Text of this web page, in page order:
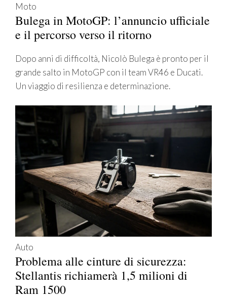
Moto
Bulega in MotoGP: l’annuncio ufficiale
e il percorso verso il ritorno
Dopo anni di difficoltà, Nicolò Bulega è pronto per il
grande salto in MotoGP con il team VR46 e Ducati.
Un viaggio di resilienza e determinazione.
Auto
Problema alle cinture di sicurezza:
Stellantis richiamerà 1,5 milioni di
Ram 1500